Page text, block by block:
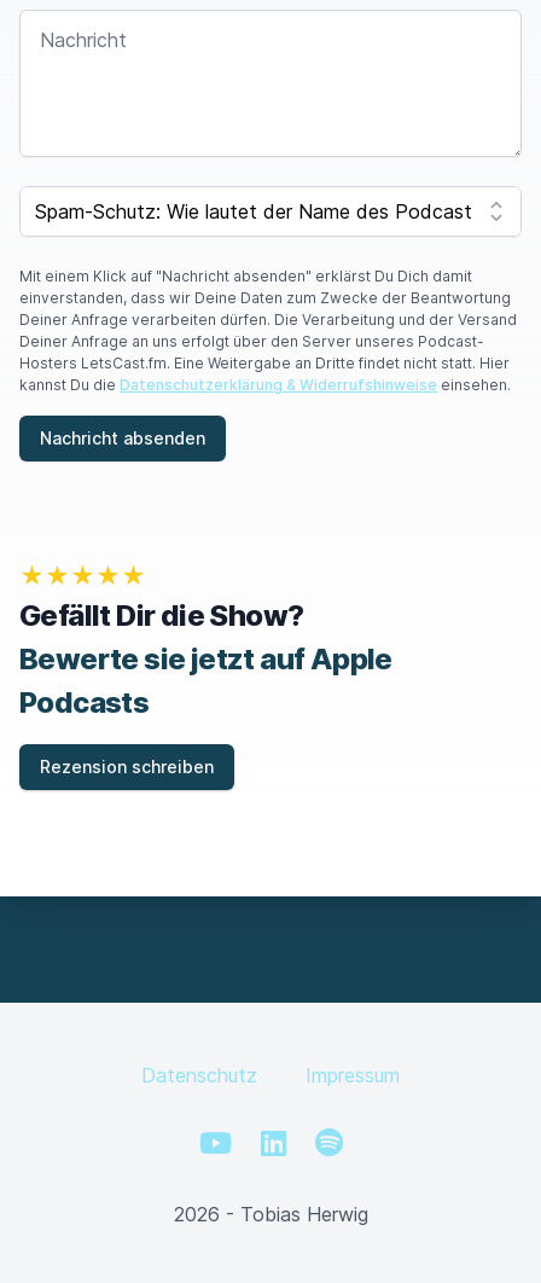
NACHRICHT
F
O
A
R
E
A
H
U
R
E
T
H
I
S
F
E
SPAM CAPTCHA
Mit einem Klick auf "Nachricht absenden" erklärst Du Dich damit
einverstanden, dass wir Deine Daten zum Zwecke der Beantwortung
Deiner Anfrage verarbeiten dürfen. Die Verarbeitung und der Versand
Deiner Anfrage an uns erfolgt über den Server unseres Podcast-
Hosters LetsCast.fm. Eine Weitergabe an Dritte findet nicht statt. Hier
kannst Du die Datenschutzerklärung & Widerrufshinweise einsehen.
Nachricht absenden
★★★★★
Gefällt Dir die Show?
Bewerte sie jetzt auf Apple
Podcasts
Rezension schreiben
Datenschutz Impressum
YouTubeLinkedInSpotify
2026 - Tobias Herwig